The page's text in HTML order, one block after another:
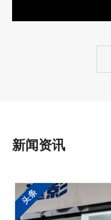
新闻资讯